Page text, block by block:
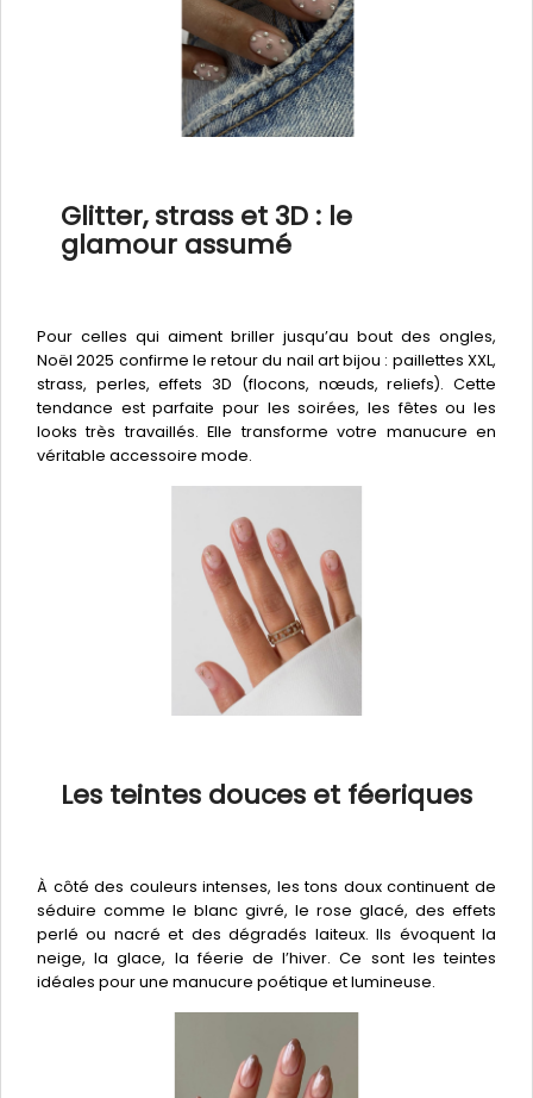
Glitter, strass et 3D : le
glamour assumé
Pour celles qui aiment briller jusqu’au bout des ongles,
Noël 2025 confirme le retour du nail art bijou : paillettes XXL,
strass, perles, effets 3D (flocons, nœuds, reliefs). Cette
tendance est parfaite pour les soirées, les fêtes ou les
looks très travaillés. Elle transforme votre manucure en
véritable accessoire mode.
Les teintes douces et féeriques
À côté des couleurs intenses, les tons doux continuent de
séduire comme le blanc givré, le rose glacé, des effets
perlé ou nacré et des dégradés laiteux. Ils évoquent la
neige, la glace, la féerie de l’hiver. Ce sont les teintes
idéales pour une manucure poétique et lumineuse.